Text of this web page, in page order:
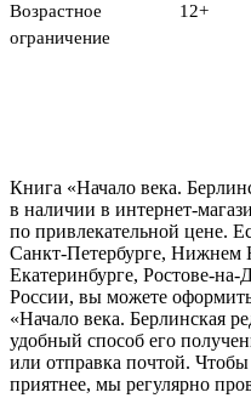
Возрастное
ограничение
12+
Книга «Начало века.
в наличии в интернет-
по привлекательной цене.
Санкт-Петербурге, Нижнем
Екатеринбурге, Ростове-
России, вы можете
«Начало века. Берлинская
удобный способ его
или отправка почтой.
приятнее, мы регулярно